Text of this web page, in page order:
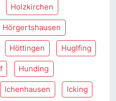
Holzkirchen
Hörgertshausen
Höttingen Huglfing
Hunding
Ichenhausen Icking